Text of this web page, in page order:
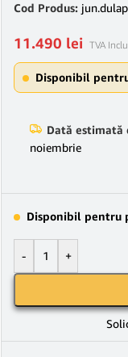
Cod Produs:
11.490 lei TVA
Disponibil
Dată estimată
noiembrie
Disponibil pentru
- +